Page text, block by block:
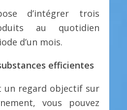
d’intégrer trois
au quotidien
d’un mois.
efficientes
un regard objectif sur
vous pouvez